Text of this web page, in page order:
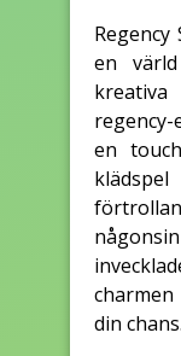
en
en
din chans.